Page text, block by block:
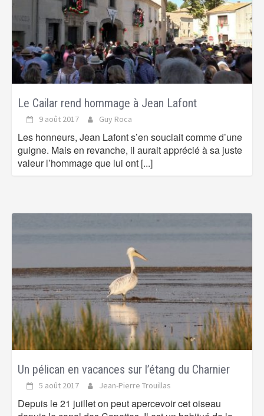
Le Cailar rend hommage à Jean Lafont
9 août 2017 Guy Roca
Les honneurs, Jean Lafont s’en souciait comme d’une
guigne. Mais en revanche, il aurait apprécié à sa juste
valeur l’hommage que lui ont [...]
Un pélican en vacances sur l’étang du Charnier
5 août 2017 Jean-Pierre Trouillas
Depuis le 21 juillet on peut apercevoir cet oiseau